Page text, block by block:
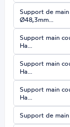
Support de
Ø48,3mm…
Support main
Ha…
Support main
Ha…
Support main
Ha…
Support de